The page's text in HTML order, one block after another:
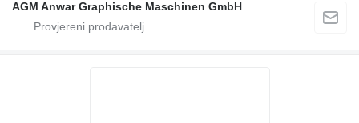
AGM Anwar Graphische Maschinen GmbH